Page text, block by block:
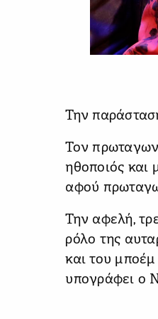
Την
Τον
ηθοποιός και
αφού
Την αφελή,
ρόλο της
και του
υπογράφει ο